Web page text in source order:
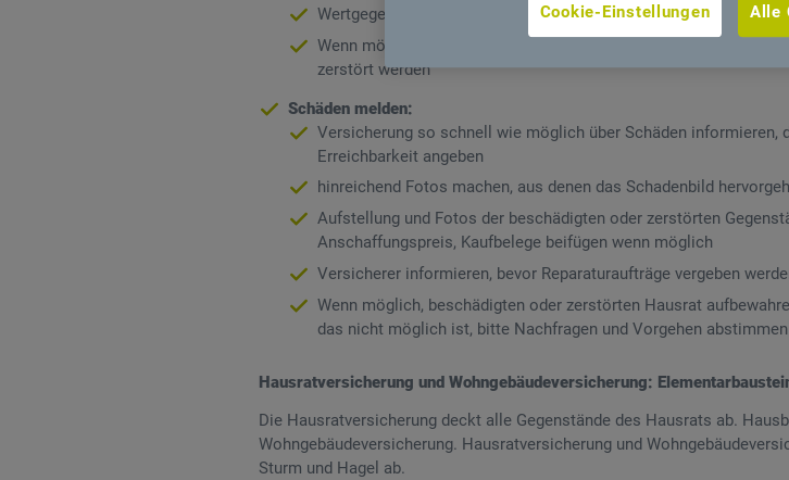
Wertgegenstände und Dokumente in Sicherheit bringen
Wenn möglich Möbel höherstellen (z.B. durch Unterlegen von
zerstört werden
Schäden melden:
Versicherung so schnell wie möglich über Schäden informieren,
Erreichbarkeit angeben
hinreichend Fotos machen, aus denen das Schadenbild
Aufstellung und Fotos der beschädigten oder zerstörten
Anschaffungspreis, Kaufbelege beifügen wenn möglich
Versicherer informieren, bevor Reparaturaufträge vergeben
Wenn möglich, beschädigten oder zerstörten Hausrat
das nicht möglich ist, bitte Nachfragen und Vorgehen abstimmen
Hausratversicherung und Wohngebäudeversicherung:
Die Hausratversicherung deckt alle Gegenstände des Hausrats ab.
Wohngebäudeversicherung. Hausratversicherung und
Sturm und Hagel ab.
Alle
Cookie-Einstellungen